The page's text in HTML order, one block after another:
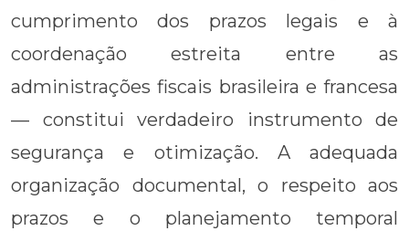
cumprimento dos prazos legais e à
coordenação estreita entre as
administrações fiscais brasileira e francesa
— constitui verdadeiro instrumento de
segurança e otimização. A adequada
organização documental, o respeito aos
prazos e o planejamento temporal